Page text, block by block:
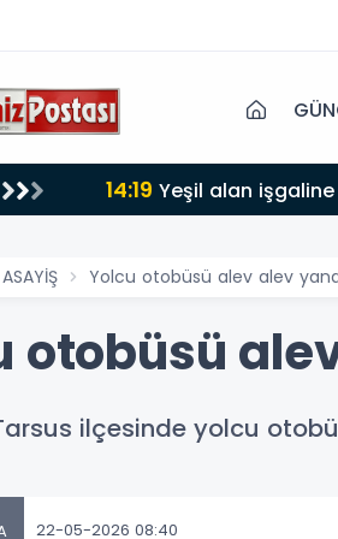
14:19 Yeşil alan
ASAYİŞ Yolcu otobüsü alev alev
otobüsü
ilçesinde yolcu
22-05-2026 08:40